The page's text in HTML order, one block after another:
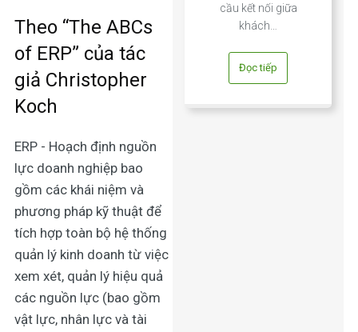
Theo “The ABCs
of ERP” của tác
giả Christopher
Koch
ERP - Hoạch định nguồn
lực doanh nghiệp bao
gồm các khái niệm và
phương pháp kỹ thuật để
tích hợp toàn bộ hệ thống
quản lý kinh doanh từ việc
xem xét, quản lý hiệu quả
các nguồn lực (bao gồm
vật lực, nhân lực và tài
cầu kết nối giữa
khách…
Đọc tiếp